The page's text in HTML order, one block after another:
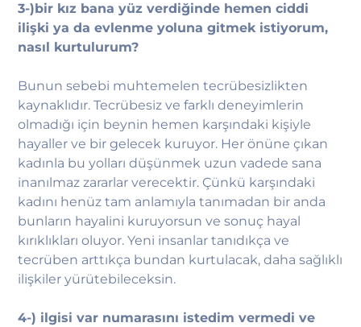
3-)bir kız bana yüz verdiğinde hemen ciddi
ilişki ya da evlenme yoluna gitmek istiyorum,
nasıl kurtulurum?
Bunun sebebi muhtemelen tecrübesizlikten
kaynaklıdır. Tecrübesiz ve farklı deneyimlerin
olmadığı için beynin hemen karşındaki kişiyle
hayaller ve bir gelecek kuruyor. Her önüne çıkan
kadınla bu yolları düşünmek uzun vadede sana
inanılmaz zararlar verecektir. Çünkü karşındaki
kadını henüz tam anlamıyla tanımadan bir anda
bunların hayalini kuruyorsun ve sonuç hayal
kırıklıkları oluyor. Yeni insanlar tanıdıkça ve
tecrüben arttıkça bundan kurtulacak, daha sağlıklı
ilişkiler yürütebileceksin.
4-) ilgisi var numarasını istedim vermedi ve